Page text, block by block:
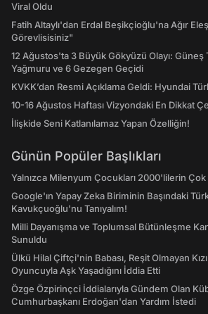
Viral Oldu
Fatih Altaylı'dan Erdal Beşikçioğlu'na Ağır
Görevlisisiniz"
12 Ağustos'ta 3 Büyük Gökyüzü Olayı: Güneş
Yağmuru ve 6 Gezegen Geçidi
KVKK’dan Resmi Açıklama Geldi: Hyundai
10-16 Ağustos Haftası Vizyondaki En Dikkat
İlişkide Seni Katlanılamaz Yapan Özelliğin!
Günün Popüler Başlıkları
Yalnızca Milenyum Çocukları 2000'lilerin
Google'ın Yapay Zeka Biriminin Başındaki
Kavukçuoğlu'nu Tanıyalım!
Milli Dayanışma ve Toplumsal Bütünleşme
Sunuldu
Ülkü Hilal Çiftçi'nin Babası, Reşit Olmayan
Oyuncuyla Aşk Yaşadığını İddia Etti
Özge Özpirinçci İddialarıyla Gündem Olan
Cumhurbaşkanı Erdoğan'dan Yardım İstedi